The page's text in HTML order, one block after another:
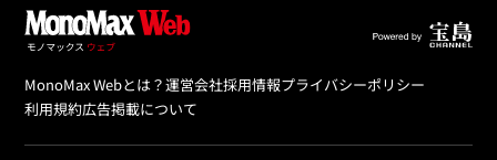
MonoMax Webとは？運営会社採用情報プライバシーポリシー
利用規約広告掲載について